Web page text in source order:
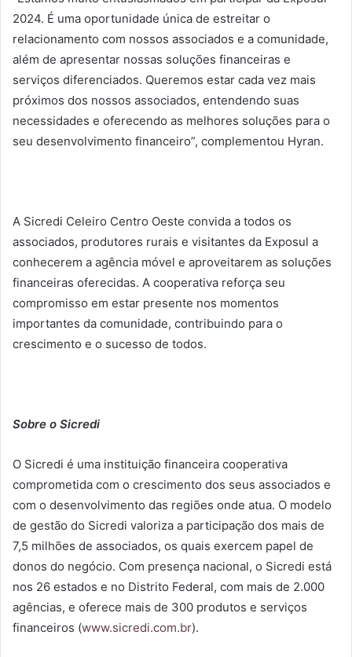
2024. É uma oportunidade única de estreitar o
relacionamento com nossos associados e a comunidade,
além de apresentar nossas soluções financeiras e
serviços diferenciados. Queremos estar cada vez mais
próximos dos nossos associados, entendendo suas
necessidades e oferecendo as melhores soluções para o
seu desenvolvimento financeiro”, complementou Hyran.
A Sicredi Celeiro Centro Oeste convida a todos os
associados, produtores rurais e visitantes da Exposul a
conhecerem a agência móvel e aproveitarem as soluções
financeiras oferecidas. A cooperativa reforça seu
compromisso em estar presente nos momentos
importantes da comunidade, contribuindo para o
crescimento e o sucesso de todos.
Sobre o Sicredi
O Sicredi é uma instituição financeira cooperativa
comprometida com o crescimento dos seus associados e
com o desenvolvimento das regiões onde atua. O modelo
de gestão do Sicredi valoriza a participação dos mais de
7,5 milhões de associados, os quais exercem papel de
donos do negócio. Com presença nacional, o Sicredi está
nos 26 estados e no Distrito Federal, com mais de 2.000
agências, e oferece mais de 300 produtos e serviços
financeiros (www.sicredi.com.br).